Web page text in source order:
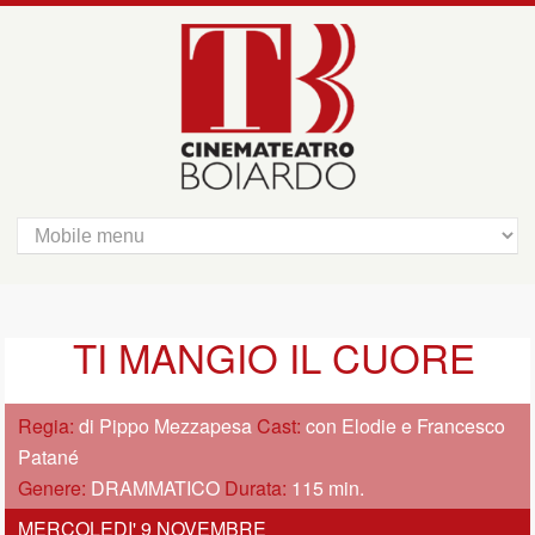
TI MANGIO IL CUORE
Regia:di Pippo Mezzapesa Cast:con Elodie e Francesco
Patané
Genere: DRAMMATICO Durata: 115 min.
MERCOLEDI' 9 NOVEMBRE